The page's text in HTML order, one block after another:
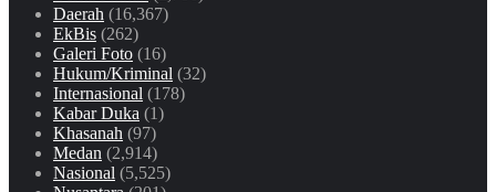
Daerah (16,367)
EkBis (262)
Galeri Foto (16)
Hukum/Kriminal (32)
Internasional (178)
Kabar Duka (1)
Khasanah (97)
Medan (2,914)
Nasional (5,525)